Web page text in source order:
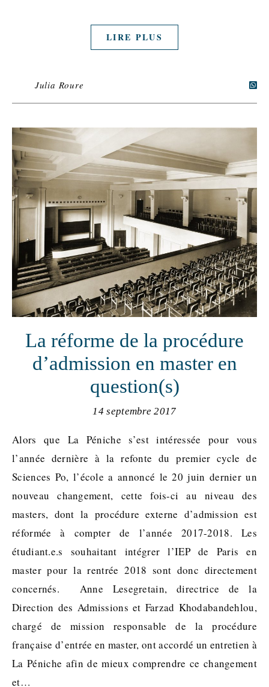
LIRE PLUS
Julia Roure
La réforme de la procédure
d’admission en master en
question(s)
14 septembre 2017
Alors que La Péniche s’est intéressée pour vous
l’année dernière à la refonte du premier cycle de
Sciences Po, l’école a annoncé le 20 juin dernier un
nouveau changement, cette fois-ci au niveau des
masters, dont la procédure externe d’admission est
réformée à compter de l’année 2017-2018. Les
étudiant.e.s souhaitant intégrer l’IEP de Paris en
master pour la rentrée 2018 sont donc directement
concernés. Anne Lesegretain, directrice de la
Direction des Admissions et Farzad Khodabandehlou,
chargé de mission responsable de la procédure
française d’entrée en master, ont accordé un entretien à
La Péniche afin de mieux comprendre ce changement
et…